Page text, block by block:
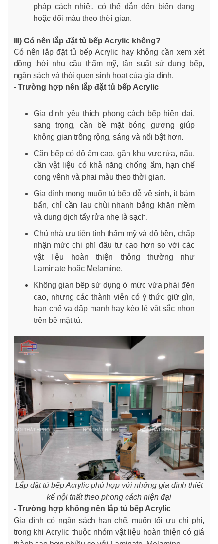
pháp cách nhiệt, có thể dẫn đến biến dạng
hoặc đổi màu theo thời gian.
III) Có nên lắp đặt tủ bếp Acrylic không?
Có nên lắp đặt tủ bếp Acrylic hay không cần xem xét
đồng thời nhu cầu thẩm mỹ, tần suất sử dụng bếp,
ngân sách và thói quen sinh hoạt của gia đình.
- Trường hợp nên lắp đặt tủ bếp Acrylic
Gia đình yêu thích phong cách bếp hiện đại,
sang trọng, cần bề mặt bóng gương giúp
không gian trông rộng, sáng và nổi bật hơn.
Căn bếp có độ ẩm cao, gần khu vực rửa, nấu,
cần vật liệu có khả năng chống ẩm, hạn chế
cong vênh và phai màu theo thời gian.
Gia đình mong muốn tủ bếp dễ vệ sinh, ít bám
bẩn, chỉ cần lau chùi nhanh bằng khăn mềm
và dung dịch tẩy rửa nhẹ là sạch.
Chủ nhà ưu tiên tính thẩm mỹ và độ bền, chấp
nhận mức chi phí đầu tư cao hơn so với các
vật liệu hoàn thiện thông thường như
Laminate hoặc Melamine.
Không gian bếp sử dụng ở mức vừa phải đến
cao, nhưng các thành viên có ý thức giữ gìn,
hạn chế va đập mạnh hay kéo lê vật sắc nhọn
trên bề mặt tủ.
Lắp đặt tủ bếp Acrylic phù hợp với những gia đình thiết
kế nội thất theo phong cách hiện đại
- Trường hợp không nên lắp tủ bếp Acrylic
Gia đình có ngân sách hạn chế, muốn tối ưu chi phí,
trong khi Acrylic thuộc nhóm vật liệu hoàn thiện có giá